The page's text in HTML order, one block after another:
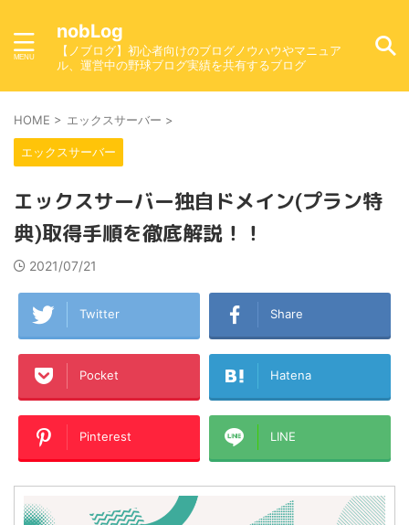
nobLog
【ノブログ】初心者向けのブログノウハウやマニュア
ル、運営中の野球ブログ実績を共有するブログ
HOME > エックスサーバー >
エックスサーバー
エックスサーバー独自ドメイン(プラン特
典)取得手順を徹底解説！！
2021/07/21
Twitter Share
Pocket Hatena
Pinterest LINE